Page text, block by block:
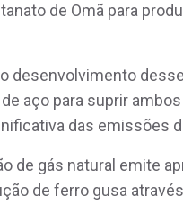
de Omã para
desenvolvimento
aço para suprir
das emissões
de gás natural emite
de ferro gusa